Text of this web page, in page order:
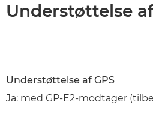
Understøttelse
Understøttelse af GPS
Ja: med GP-E2-modtager